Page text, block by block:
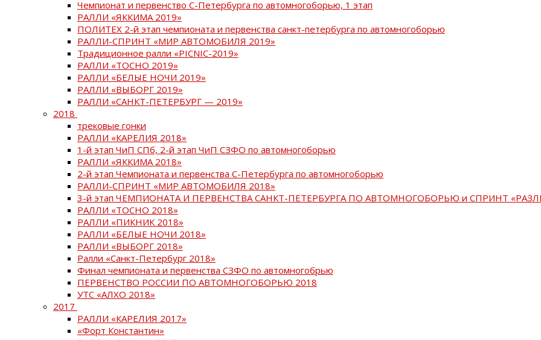
Чемпионат и первенство С-Петербурга по автомногоборью, 1 этап
РАЛЛИ «ЯККИМА 2019»
ПОЛИТЕХ 2-й этап чемпионата и первенства санкт-петербурга по автомногоборью
РАЛЛИ-СПРИНТ «МИР АВТОМОБИЛЯ 2019»
Традиционное ралли «PICNIC-2019»
РАЛЛИ «ТОСНО 2019»
РАЛЛИ «БЕЛЫЕ НОЧИ 2019»
РАЛЛИ «ВЫБОРГ 2019»
РАЛЛИ «САНКТ-ПЕТЕРБУРГ — 2019»
2018
трековые гонки
РАЛЛИ «КАРЕЛИЯ 2018»
1-й этап ЧиП СПб, 2-й этап ЧиП СЗФО по автомногоборью
РАЛЛИ «ЯККИМА 2018»
2-й этап Чемпионата и первенства С-Петербурга по автомногоборью
РАЛЛИ-СПРИНТ «МИР АВТОМОБИЛЯ 2018»
3-й этап ЧЕМПИОНАТА И ПЕРВЕНСТВА САНКТ-ПЕТЕРБУРГА ПО АВТОМНОГОБОРЬЮ и СПРИНТ
РАЛЛИ «ТОСНО 2018»
РАЛЛИ «ПИКНИК 2018»
РАЛЛИ «БЕЛЫЕ НОЧИ 2018»
РАЛЛИ «ВЫБОРГ 2018»
Ралли «Санкт-Петербург 2018»
Финал чемпионата и первенства СЗФО по автомногобрью
ПЕРВЕНСТВО РОССИИ ПО АВТОМНОГОБОРЬЮ 2018
УТС «АЛХО 2018»
2017
РАЛЛИ «КАРЕЛИЯ 2017»
«Форт Константин»